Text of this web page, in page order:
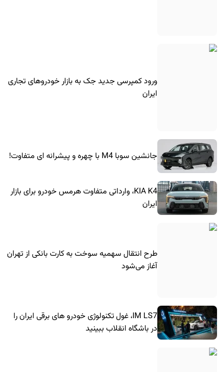
ورود کمپرسی جدید جک به بازار خودروهای تجاری
ایران
جانشین سوبا M4 با چهره و پیشرانه ای متفاوت!
KIA K4، وارداتی متفاوت هرمس خودرو برای بازار
ایران
طرح انتقال سهمیه سوخت به کارت بانکی از تهران
آغاز می‌شود
IM LS7، غول تکنولوژی خودرو های برقی ایران را
در باشگاه انقلاب ببینید